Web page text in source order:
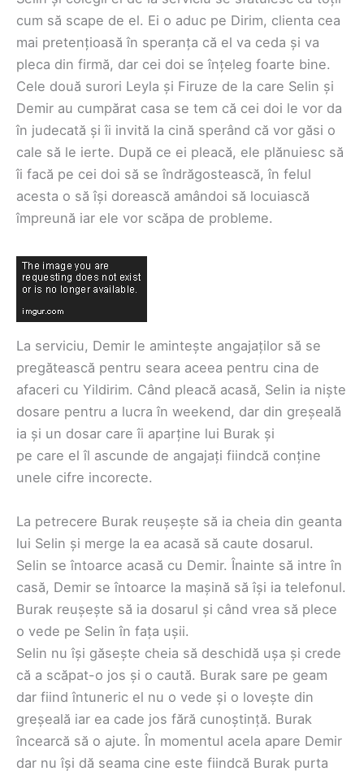
cum să scape de el. Ei o aduc pe Dirim, clienta cea
mai pretențioasă în speranța că el va ceda și va
pleca din firmă, dar cei doi se înțeleg foarte bine.
Cele două surori Leyla și Firuze de la care Selin și
Demir au cumpărat casa se tem că cei doi le vor da
în judecată și îi invită la cină sperând că vor găsi o
cale să le ierte. După ce ei pleacă, ele plănuiesc să
îi facă pe cei doi să se îndrăgostească, în felul
acesta o să își dorească amândoi să locuiască
împreună iar ele vor scăpa de probleme.
La serviciu, Demir le amintește angajaților să se
pregătească pentru seara aceea pentru cina de
afaceri cu Yildirim. Când pleacă acasă, Selin ia niște
dosare pentru a lucra în weekend, dar din greșeală
ia și un dosar care îi aparține lui Burak și
pe care el îl ascunde de angajați fiindcă conține
unele cifre incorecte.
La petrecere Burak reușește să ia cheia din geanta
lui Selin și merge la ea acasă să caute dosarul.
Selin se întoarce acasă cu Demir. Înainte să intre în
casă, Demir se întoarce la mașină să își ia telefonul.
Burak reușește să ia dosarul și când vrea să plece
o vede pe Selin în fața ușii.
Selin nu își găsește cheia să deschidă ușa și crede
că a scăpat-o jos și o caută. Burak sare pe geam
dar fiind întuneric el nu o vede și o lovește din
greșeală iar ea cade jos fără cunoștință. Burak
încearcă să o ajute. În momentul acela apare Demir
dar nu își dă seama cine este fiindcă Burak purta